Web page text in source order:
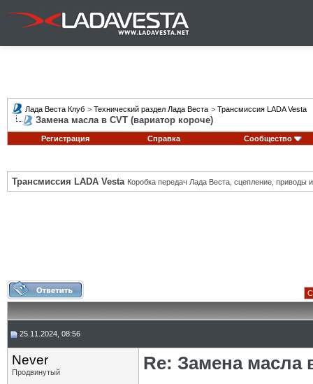
Лада Веста Клуб > Технический раздел Лада Веста > Трансмиссия LADA Vesta
Замена масла в CVT (вариатор короче)
Регистрация Справка Сообщество
Трансмиссия LADA Vesta Коробка передач Лада Веста, сцепление, приводы и
25.11.2024, 08:56
Never
Продвинутый
Re: Замена масла